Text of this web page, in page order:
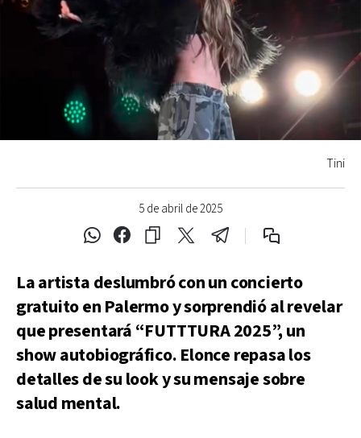
5 de abril de 2025
Tini
La artista deslumbró con un concierto
gratuito en Palermo y sorprendió al revelar
que presentará “FUTTTURA 2025”, un
show autobiográfico. Elonce repasa los
detalles de su look y su mensaje sobre
salud mental.